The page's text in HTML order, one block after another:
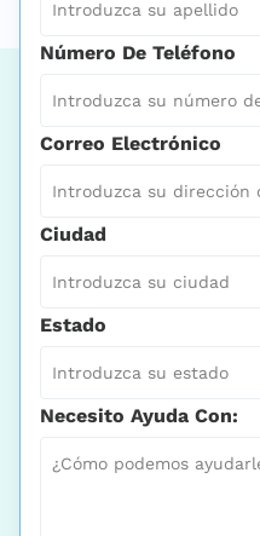
Número De Teléfono
Correo Electrónico
Ciudad
Estado
Necesito Ayuda Con: